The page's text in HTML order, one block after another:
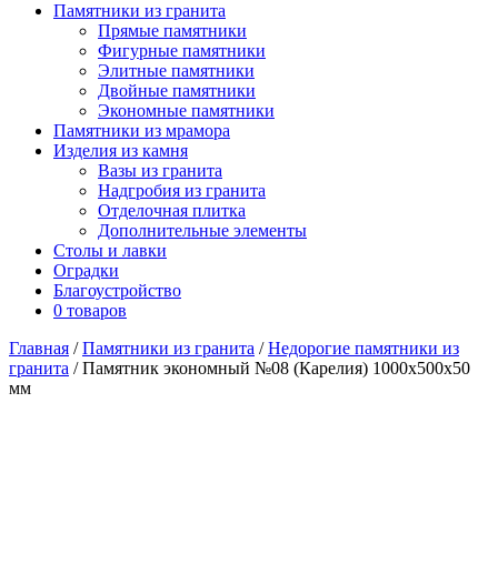
Памятники из гранита
Прямые памятники
Фигурные памятники
Элитные памятники
Двойные памятники
Экономные памятники
Памятники из мрамора
Изделия из камня
Вазы из гранита
Надгробия из гранита
Отделочная плитка
Дополнительные элементы
Столы и лавки
Оградки
Благоустройство
0 товаров
Главная /Памятники из гранита /Недорогие памятники из
гранита / Памятник экономный №08 (Карелия) 1000х500х50
мм